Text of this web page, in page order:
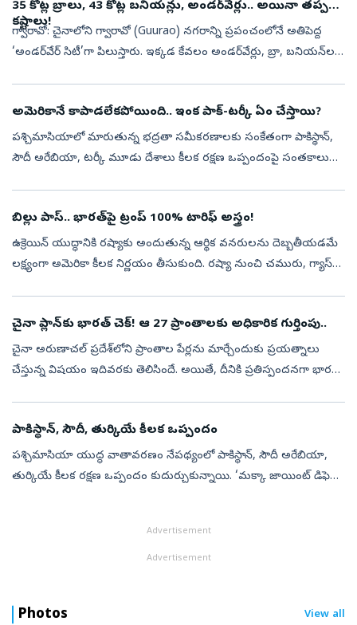
35 కోట్ల బ్రాలు, 43 కోట్ల బనియన్లు, అండర్‌వేర్లు.. అయినా తప్పని
కష్టాలు!
గ్వారావో: చైనాలోని గ్వారావో (Guurao) నగరాన్ని ప్రపంచంలోనే అతిపెద్ద
‘అండర్‌వేర్ సిటీ’గా పిలుస్తారు. ఇక్కడ కేవలం అండర్‌వేర్లు, బ్రా, బనియన్‌ల
అమెరికానే కాపాడలేకపోయింది.. ఇంక పాక్‌-టర్కీ ఏం చేస్తాయి?
పశ్చిమాసియాలో మారుతున్న భద్రతా సమీకరణాలకు సంకేతంగా పాకిస్థాన్‌,
సౌదీ అరేబియా, టర్కీ మూడు దేశాలు కీలక రక్షణ ఒప్పందంపై సంతకాలు
బిల్లు పాస్‌.. భారత్‌పై ట్రంప్‌ 100% టారిఫ్‌ అస్త్రం!
ఉక్రెయిన్‌ యుద్ధానికి రష్యాకు అందుతున్న ఆర్థిక వనరులను దెబ్బతీయడమే
లక్ష్యంగా అమెరికా కీలక నిర్ణయం తీసుకుంది. రష్యా నుంచి చమురు, గ్యాస్‌
చైనా ప్లాన్‌కు భారత్‌ చెక్‌! ఆ 27 ప్రాంతాలకు అధికారిక గుర్తింపు..
చైనా అరుణాచల్ ప్రదేశ్‌లోని ప్రాంతాల పేర్లను మార్చేందుకు ప్రయత్నాలు
చేస్తున్న విషయం ఇదివరకు తెలిసిందే. అయితే, దీనికి ప్రతిస్పందనగా భారత్‌
పాకిస్థాన్‌, సౌదీ, తుర్కియే కీలక ఒప్పందం
పశ్చిమాసియా యుద్ధ వాతావరణం నేపథ్యంలో పాకిస్థాన్, సౌదీ అరేబియా,
తుర్కియే కీలక రక్షణ ఒప్పందం కుదుర్చుకున్నాయి. ‘మక్కా జాయింట్‌ డిఫెన్స్‌
Advertisement
Advertisement
Photos View all